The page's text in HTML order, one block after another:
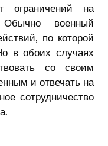
ограничений на
Обычно военный
по которой
в обоих случаях
со своим
и отвечать на
сотрудничество